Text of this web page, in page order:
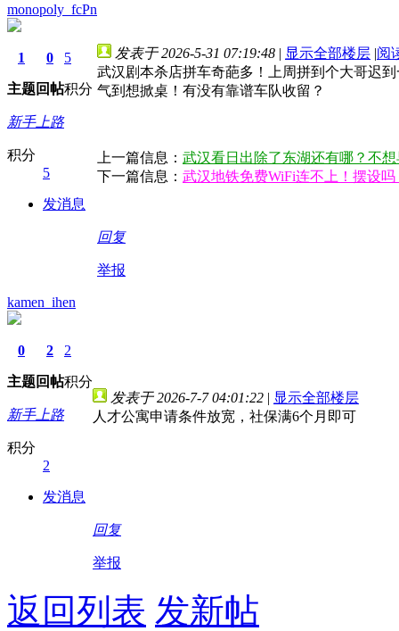
monopoly_fcPn
1
主题
0
回帖
5
积分
新手上路
积分
5
发消息
发表于 2026-5-31 07:19:48 | 显示全部楼层 |阅
武汉剧本杀店拼车奇葩多！上周拼到个大哥迟
气到想掀桌！有没有靠谱车队收留？
上一篇信息： 武汉看日出除了东湖还有哪？不
下一篇信息： 武汉地铁免费WiFi连不上！摆设
回复
举报
kamen_ihen
0
主题
2
回帖
2
积分
新手上路
积分
2
发消息
发表于 2026-7-7 04:01:22 | 显示全部楼层
人才公寓申请条件放宽，社保满6个月即可
回复
举报
返回列表 发新帖